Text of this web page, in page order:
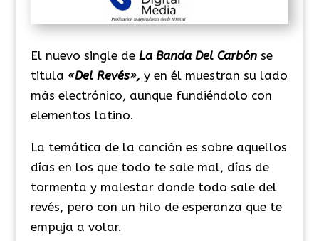
El nuevo single de La Banda Del Carbónse
titula «Del Revés», y en él muestran su lado
más electrónico, aunque fundiéndolo con
elementos latino.
La temática de la canción es sobre aquellos
días en los que todo te sale mal, días de
tormenta y malestar donde todo sale del
revés, pero con un hilo de esperanza que te
empuja a volar.